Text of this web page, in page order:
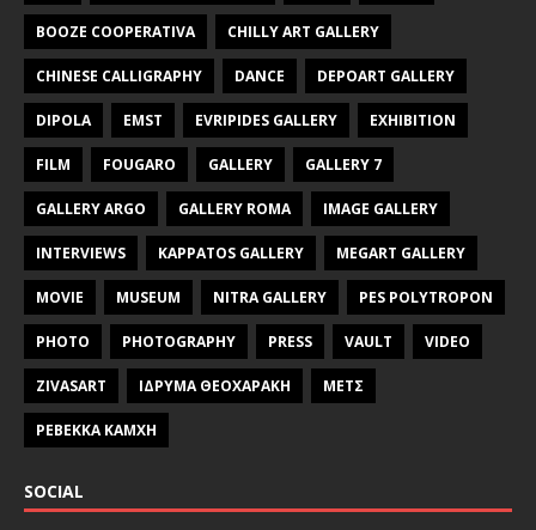
BOOZE COOPERATIVA CHILLY ART GALLERY
CHINESE CALLIGRAPHY DANCE DEPOART GALLERY
DIPOLA EMST EVRIPIDES GALLERY EXHIBITION
FILM FOUGARO GALLERY GALLERY 7
GALLERY ARGO GALLERY ROMA IMAGE GALLERY
INTERVIEWS KAPPATOS GALLERY MEGART GALLERY
MOVIE MUSEUM NITRA GALLERY PES POLYTROPON
PHOTO PHOTOGRAPHY PRESS VAULT VIDEO
ZIVASART ΙΔΡΥΜΑ ΘΕΟΧΑΡΑΚΗ ΜΕΤΣ
ΡΕΒΕΚΚΑ ΚΑΜΧΗ
SOCIAL